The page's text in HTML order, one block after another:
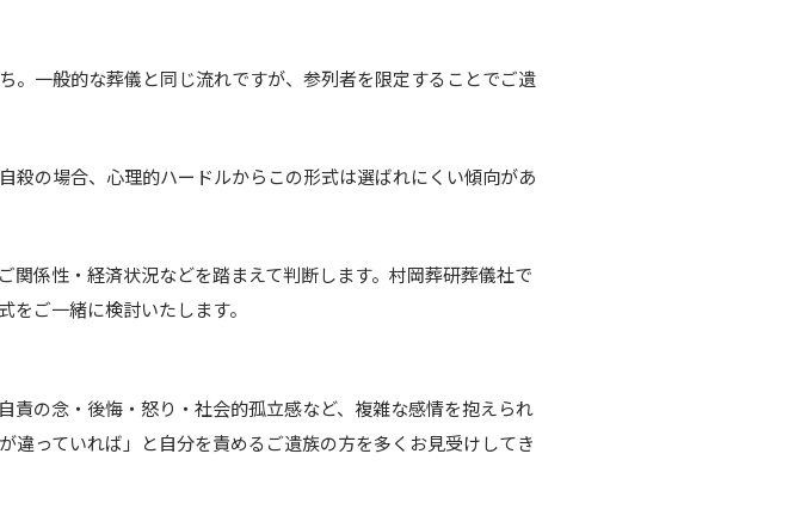
。一般的な葬儀と同じ流れですが、参列者を限定することでご遺
殺の場合、心理的ハードルからこの形式は選ばれにくい傾向があ
係性・経済状況などを踏まえて判断します。村岡葬研葬儀社で
ご一緒に検討いたします。
の念・後悔・怒り・社会的孤立感など、複雑な感情を抱えられ
っていれば」と自分を責めるご遺族の方を多くお見受けしてき